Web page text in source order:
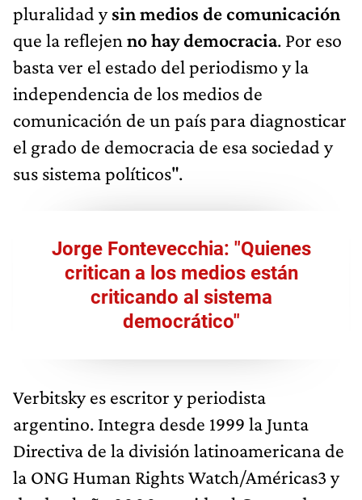
pluralidad ysin medios de comunicación
que la reflejen no hay democracia. Por eso
basta ver el estado del periodismo y la
independencia de los medios de
comunicación de un país para diagnosticar
el grado de democracia de esa sociedad y
sus sistema políticos".
Jorge Fontevecchia: "Quienes
critican a los medios están
criticando al sistema
democrático"
Verbitsky es escritor y periodista
argentino. Integra desde 1999 la Junta
Directiva de la división latinoamericana de
la ONG Human Rights Watch/Américas3​ y